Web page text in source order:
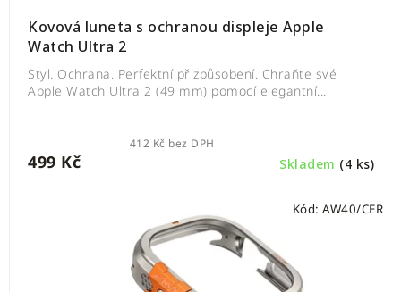
Kovová luneta s ochranou displeje Apple
Watch Ultra 2
Skladem (4 ks)
412 Kč bez DPH
499 Kč
Styl. Ochrana. Perfektní přizpůsobení. Chraňte své
Apple Watch Ultra 2 (49 mm) pomocí elegantní...
Kód: AW40/CER